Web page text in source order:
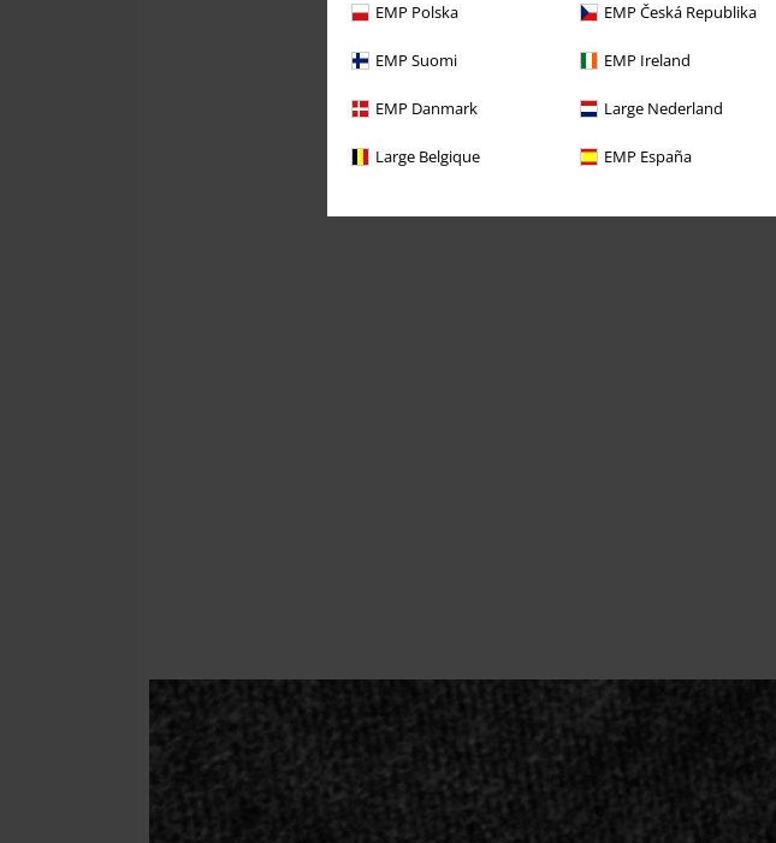
EMP Polska EMP Česká Republika
EMP Suomi EMP Ireland
EMP Danmark Large Nederland
Large Belgique EMP España